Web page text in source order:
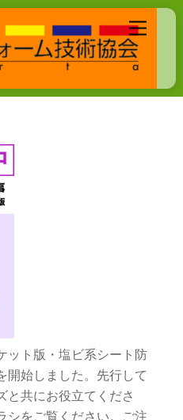
Menu
ット版・塩ビ系シート防
開始しました。先行して
と共にお役立てくださ
シをご覧ください。ご注